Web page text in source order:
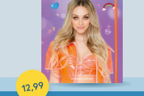
12,99
Hardcover